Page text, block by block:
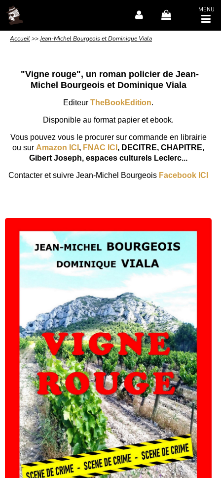
MENU
Accueil >>Jean-Michel Bourgeois et Dominique Viala
"Vigne rouge", un roman policier de Jean-
Michel Bourgeois et Dominique Viala
EditeurTheBookEdition.
Disponible au format papier et ebook.
Vous pouvez vous le procurer sur commande en librairie
ou sur Amazon ICI , FNAC ICI , DECITRE, CHAPITRE,
Gibert Joseph, espaces culturels Leclerc...
Contacter et suivre Jean-Michel Bourgeois Facebook ICI